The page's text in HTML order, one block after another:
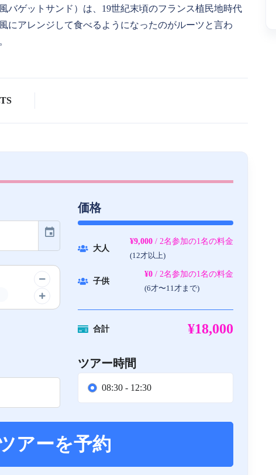
バゲットサンド）は、19世紀末頃のフランス植民地時代
にアレンジして食べるようになったのがルーツと言わ
event
価格
大人
¥9,000 / 2名参加の1名の料金
(12才以上)
子供
¥0 / 2名参加の1名の料金
(6才〜11才まで)
合計 ¥18,000
ツアー時間
08:30 - 12:30
アーを予約